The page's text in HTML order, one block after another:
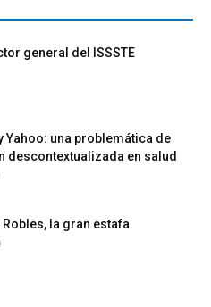
general del ISSSTE
Yahoo: una problemática de
descontextualizada en salud
la gran estafa